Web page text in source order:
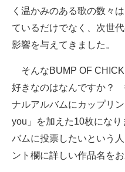
く温かみのある歌の数々
ているだけでなく、次世
影響を与えてきました。
そんなBUMP OF
好きなのはなんですか？
ナルアルバムにカップリ
you」を加えた10枚にな
バムに投票したいという
ント欄に詳しい作品名をお